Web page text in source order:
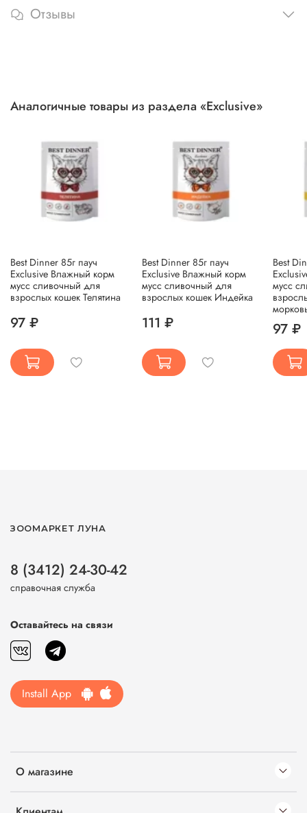
Отзывы
Аналогичные товары из раздела «Exclusive»
Best Dinner 85г пауч
Exclusive Влажный корм
мусс сливочный для
взрослых кошек Телятина
97 ₽
Best Dinner 85г пауч
Exclusive Влажный корм
мусс сливочный для
взрослых кошек Индейка
111 ₽
Best
мусс
97 ₽
О магазине
ЗООМАРКЕТ ЛУНА
8 (3412) 24-30-42
справочная служба
Оставайтесь на связи
Install App